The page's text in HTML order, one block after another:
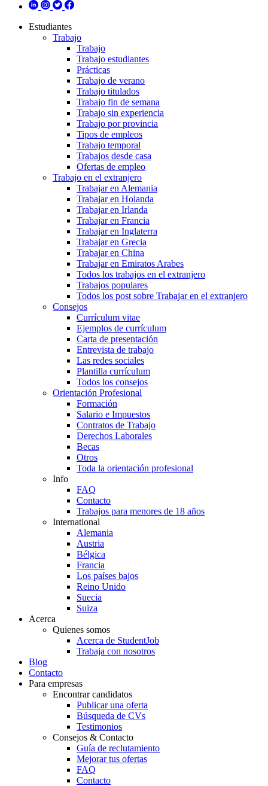
Estudiantes
Trabajo
Trabajo
Trabajo estudiantes
Prácticas
Trabajo de verano
Trabajo titulados
Trabajo fin de semana
Trabajo sin experiencia
Trabajo por provincia
Tipos de empleos
Trabajo temporal
Trabajos desde casa
Ofertas de empleo
Trabajo en el extranjero
Trabajar en Alemania
Trabajar en Holanda
Trabajar en Irlanda
Trabajar en Francia
Trabajar en Inglaterra
Trabajar en Grecia
Trabajar en China
Trabajar en Emiratos Arabes
Todos los trabajos en el extranjero
Trabajos populares
Todos los post sobre Trabajar en el extranjero
Consejos
Currículum vitae
Ejemplos de currículum
Carta de presentación
Entrevista de trabajo
Las redes sociales
Plantilla currículum
Todos los consejos
Orientación Profesional
Formación
Salario e Impuestos
Contratos de Trabajo
Derechos Laborales
Becas
Otros
Toda la orientación profesional
Info
FAQ
Contacto
Trabajos para menores de 18 años
International
Alemania
Austria
Bélgica
Francia
Los países bajos
Reino Unido
Suecia
Suiza
Acerca
Quienes somos
Acerca de StudentJob
Trabaja con nosotros
Blog
Contacto
Para empresas
Encontrar candidatos
Publicar una oferta
Búsqueda de CVs
Testimonios
Consejos & Contacto
Guía de reclutamiento
Mejorar tus ofertas
FAQ
Contacto